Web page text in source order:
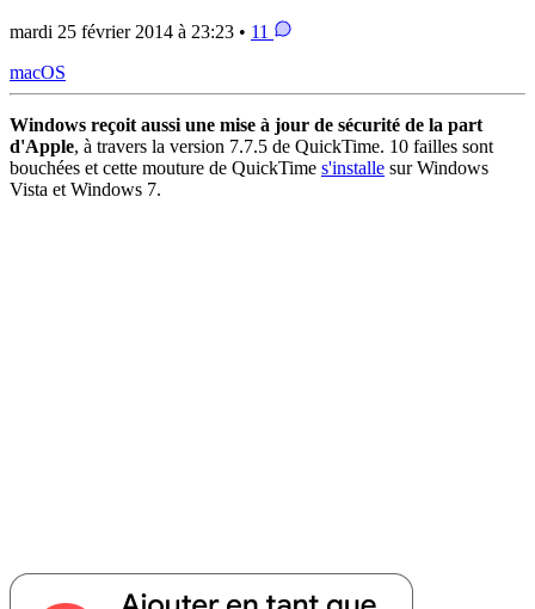
mardi 25 février 2014 à 23:23 • 11
macOS
Windows reçoit aussi une mise à jour de sécurité de la part
d'Apple, à travers la version 7.7.5 de QuickTime. 10 failles sont
bouchées et cette mouture de QuickTime s'installe sur Windows
Vista et Windows 7.